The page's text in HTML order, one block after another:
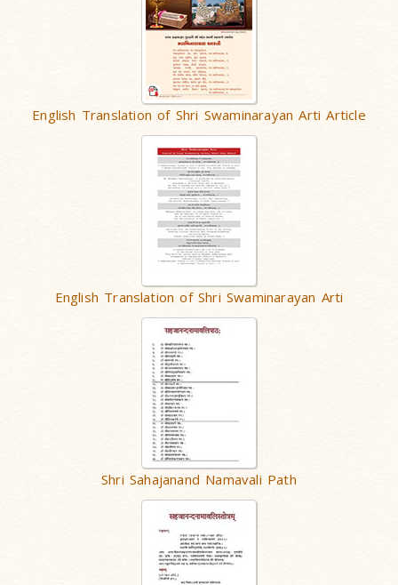
English Translation of Shri Swaminarayan Arti Article
English Translation of Shri Swaminarayan Arti
Shri Sahajanand Namavali Path